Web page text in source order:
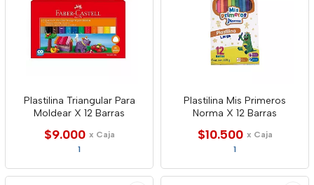
Plastilina Triangular Para
Moldear X 12 Barras
$9.000 x Caja
1
Plastilina Mis Primeros
Norma X 12 Barras
$10.500 x Caja
1